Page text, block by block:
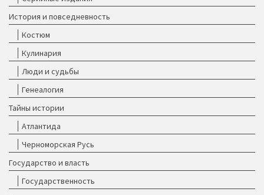
История и повседневность
Костюм
Кулинария
Люди и судьбы
Генеалогия
Тайны истории
Атлантида
Черноморская Русь
Государство и власть
Государственность